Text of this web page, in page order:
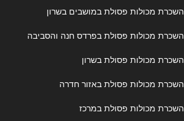
השכרת מכולות פסולת במושבים בשרון
השכרת מכולות פסולת בפרדס חנה והסביבה
השכרת מכולות פסולת בשרון
השכרת מכולות פסולת באזור חדרה
השכרת מכולות פסולת במרכז